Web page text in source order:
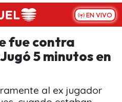
EN VIVO
fue contra
5 minutos en
al ex jugador